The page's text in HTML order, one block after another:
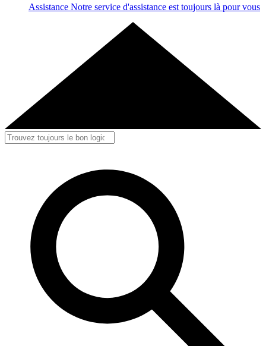
Assistance Notre service d'assistance est toujours là pour vous